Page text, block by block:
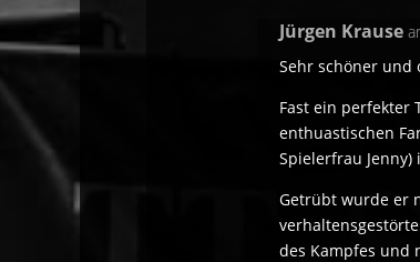
Jürgen Krause
Sehr schöner und
Fast ein perfekter
enthuastischen
Spielerfrau Jenny)
Getrübt wurde er
des Kampfes und